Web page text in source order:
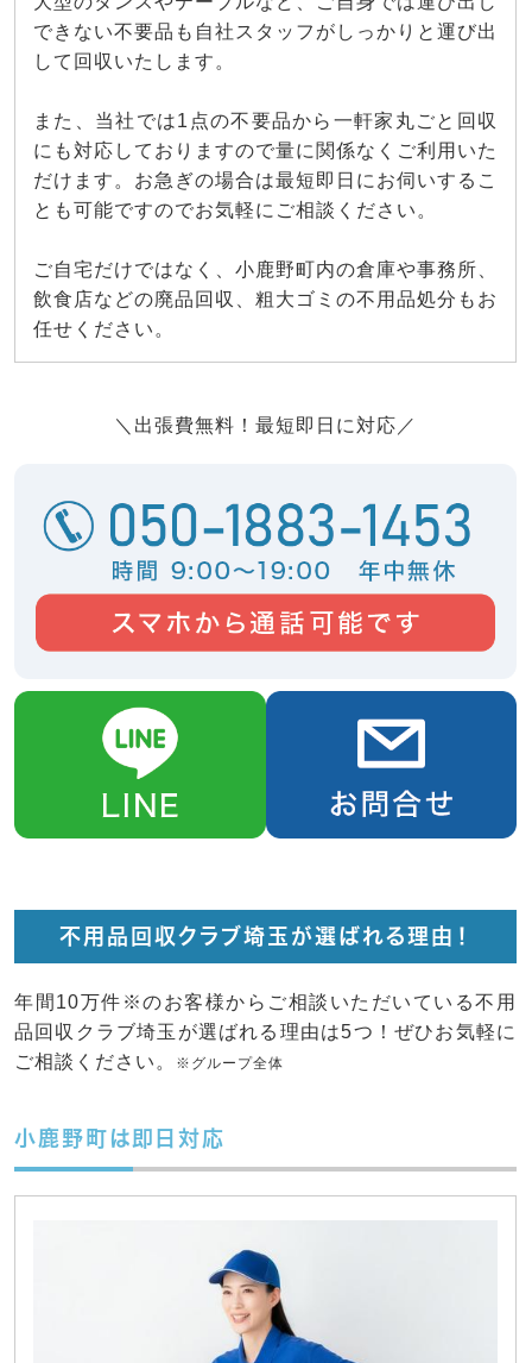
できない不要品も自社スタッフがしっかりと運び出
して回収いたします。
また、当社では1点の不要品から一軒家丸ごと回収
にも対応しておりますので量に関係なくご利用いた
だけます。お急ぎの場合は最短即日にお伺いするこ
とも可能ですのでお気軽にご相談ください。
ご自宅だけではなく、小鹿野町内の倉庫や事務所、
飲食店などの廃品回収、粗大ゴミの不用品処分もお
任せください。
＼出張費無料！最短即日に対応／
不用品回収クラブ埼玉が選ばれる理由！
年間10万件※のお客様からご相談いただいている不用
品回収クラブ埼玉が選ばれる理由は5つ！ぜひお気軽に
ご相談ください。
※グループ全体
小鹿野町は即日対応